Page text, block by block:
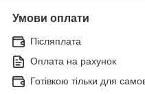
Умови оплати
Післяплата
Оплата на рахунок
Готівкою тільки для